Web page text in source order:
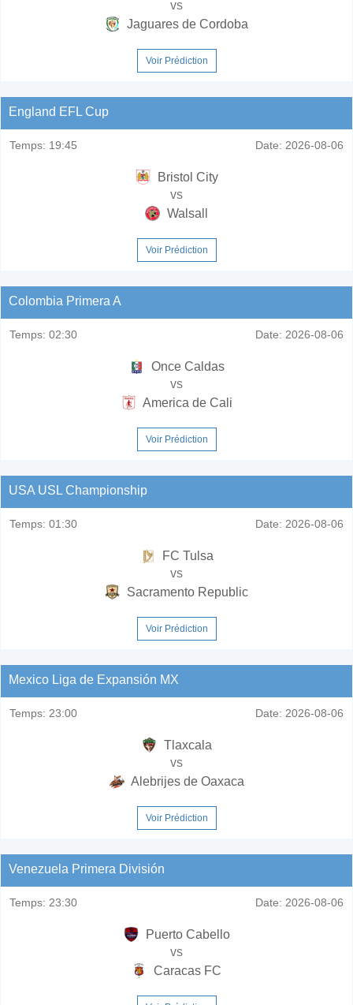
vs
Jaguares de Cordoba
Voir Prédiction
England EFL Cup
Temps: 19:45 Date: 2026-08-06
Bristol City
vs
Walsall
Voir Prédiction
Colombia Primera A
Temps: 02:30 Date: 2026-08-06
Once Caldas
vs
America de Cali
Voir Prédiction
USA USL Championship
Temps: 01:30 Date: 2026-08-06
FC Tulsa
vs
Sacramento Republic
Voir Prédiction
Mexico Liga de Expansión MX
Temps: 23:00 Date: 2026-08-06
Tlaxcala
vs
Alebrijes de Oaxaca
Voir Prédiction
Venezuela Primera División
Temps: 23:30 Date: 2026-08-06
Puerto Cabello
vs
Caracas FC